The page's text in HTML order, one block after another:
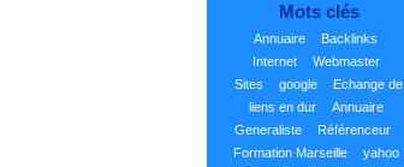
Mots clés
Annuaire
Backlinks
Internet
Webmaster
Sites
google
Echange de
liens en dur
Annuaire
Generaliste
Référenceur
Formation Marseille
yahoo